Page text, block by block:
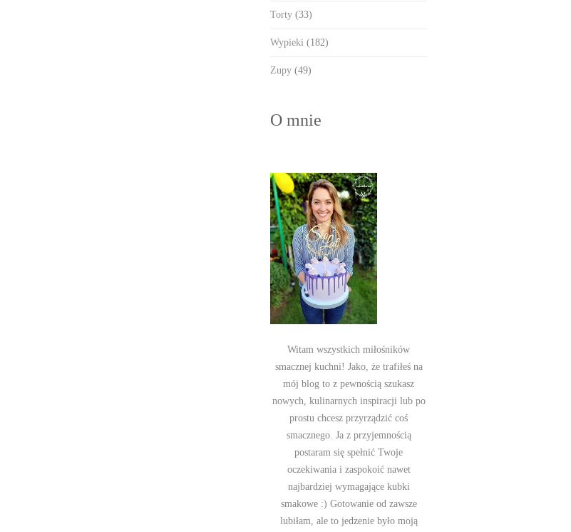
Torty (33)
Wypieki (182)
Zupy (49)
O mnie
Witam wszystkich miłośników
smacznej kuchni! Jako, że trafiłeś na
mój blog to z pewnością szukasz
nowych, kulinarnych inspiracji lub po
prostu chcesz przyrządzić coś
smacznego. Ja z przyjemnością
postaram się spełnić Twoje
oczekiwania i zaspokoić nawet
najbardziej wymagające kubki
smakowe :) Gotowanie od zawsze
lubiłam, ale to jedzenie było moją